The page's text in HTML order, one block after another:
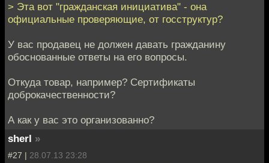
> Эта вот "гражданская инициатива" - она
официальные проверяющие, от госструктур?
У вас продавец не должен давать гражданину
обоснованные ответы на его вопросы.
Откуда товар, например? Сертификаты
доброкачественности?
А как у вас это организованно?
sherl »
#27 | 28.07.13 23:28